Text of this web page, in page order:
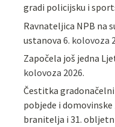
gradi policijsku i
Ravnateljica NPB na
ustanova 6. kolovoza
Započela još jedna
kolovoza 2026.
Čestitka
pobjede i
branitelja i 31.